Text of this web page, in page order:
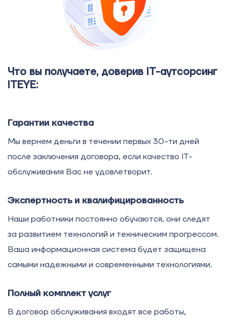
Что вы получаете, доверив IT-аутсорсинг
ITEYE:
Гарантии качества
Мы вернем деньги в течении первых 30-ти дней
после заключения договора, если качество IT-
обслуживания Вас не удовлетворит.
Экспертность и квалифицированность
Наши работники постоянно обучаются, они следят
за развитием технологий и техническим прогрессом.
Ваша информационная система будет защищена
самыми надежными и современными технологиями.
Полный комплект услуг
В договор обслуживания входят все работы,